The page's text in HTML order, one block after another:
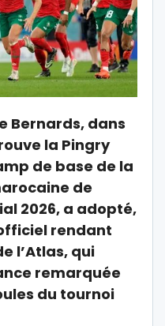
Bernards, dans
la Pingry
de base de la
de
2026, a adopté,
rendant
l’Atlas, qui
remarquée
du tournoi